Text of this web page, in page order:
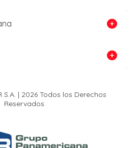
| 2026 Todos los Derechos
Reservados.